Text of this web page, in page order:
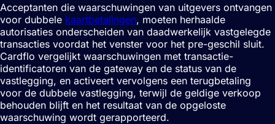
Acceptanten die waarschuwingen van uitgevers ontvangen
voor dubbele kaartbetalingen, moeten herhaalde
autorisaties onderscheiden van daadwerkelijk vastgelegde
transacties voordat het venster voor het pre-geschil sluit.
Cardflo vergelijkt waarschuwingen met transactie-
identificatoren van de gateway en de status van de
vastlegging, en activeert vervolgens een terugbetaling
voor de dubbele vastlegging, terwijl de geldige verkoop
behouden blijft en het resultaat van de opgeloste
waarschuwing wordt gerapporteerd.